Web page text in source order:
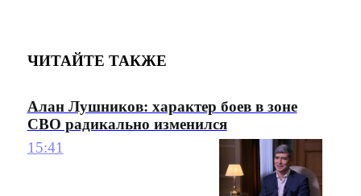
ЧИТАЙТЕ ТАКЖЕ
Алан Лушников: характер боев в зоне
СВО радикально изменился
15:41